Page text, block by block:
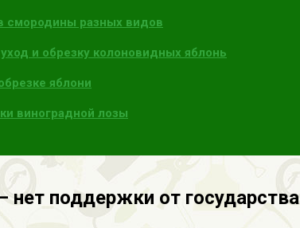
смородины разных видов
и обрезку колоновидных яблонь
яблони
виноградной лозы
нет поддержки от государства